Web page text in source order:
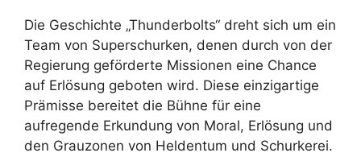
Die Geschichte „Thunderbolts“ dreht sich um ein
Team von Superschurken, denen durch von der
Regierung geförderte Missionen eine Chance
auf Erlösung geboten wird. Diese einzigartige
Prämisse bereitet die Bühne für eine
aufregende Erkundung von Moral, Erlösung und
den Grauzonen von Heldentum und Schurkerei.